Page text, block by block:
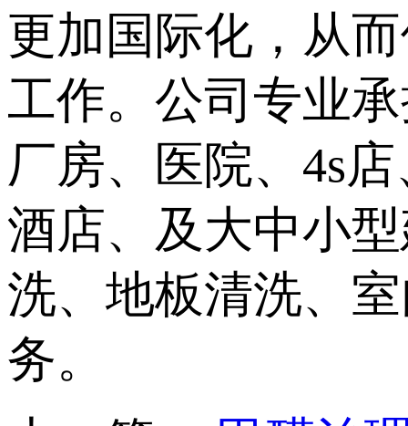
更加国际化，从
工作。公司专业
厂房、医院、4s
酒店、及大中小
洗、地板清洗、
务。